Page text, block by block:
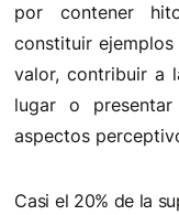
por contener
constituir
valor, contribuir a
lugar o
aspectos
Casi el 20% de la